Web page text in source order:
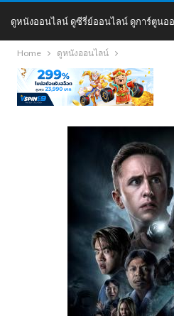
ดูหนังออนไลน์ ดูซีรี่ย์ออนไลน์ ดูการ์ตูนออ
DoDoNung
Home ดูหนังออนไลน์